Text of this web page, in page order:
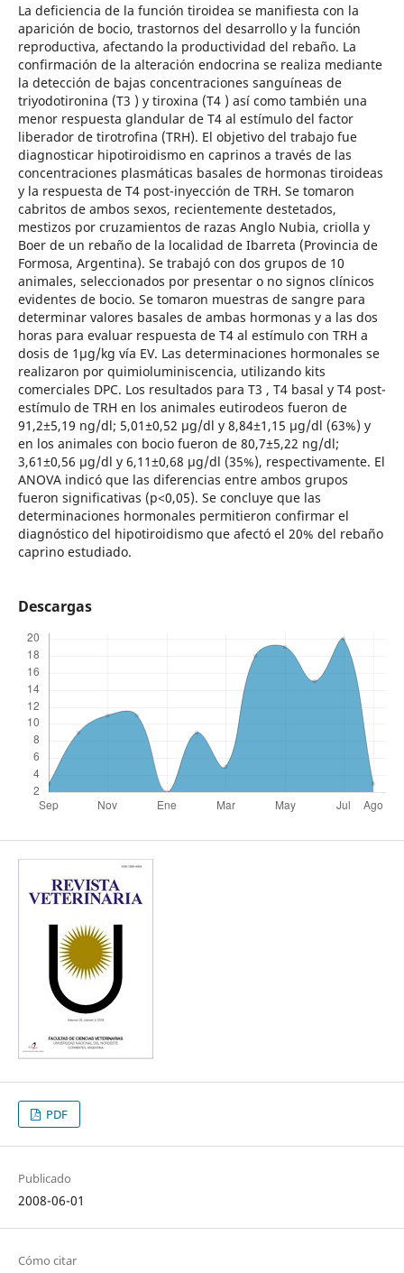
La deficiencia de la función tiroidea se manifiesta con la
aparición de bocio, trastornos del desarrollo y la función
reproductiva, afectando la productividad del rebaño. La
confirmación de la alteración endocrina se realiza mediante
la detección de bajas concentraciones sanguíneas de
triyodotironina (T3 ) y tiroxina (T4 ) así como también una
menor respuesta glandular de T4 al estímulo del factor
liberador de tirotrofina (TRH). El objetivo del trabajo fue
diagnosticar hipotiroidismo en caprinos a través de las
concentraciones plasmáticas basales de hormonas tiroideas
y la respuesta de T4 post-inyección de TRH. Se tomaron
cabritos de ambos sexos, recientemente destetados,
mestizos por cruzamientos de razas Anglo Nubia, criolla y
Boer de un rebaño de la localidad de Ibarreta (Provincia de
Formosa, Argentina). Se trabajó con dos grupos de 10
animales, seleccionados por presentar o no signos clínicos
evidentes de bocio. Se tomaron muestras de sangre para
determinar valores basales de ambas hormonas y a las dos
horas para evaluar respuesta de T4 al estímulo con TRH a
dosis de 1µg/kg vía EV. Las determinaciones hormonales se
realizaron por quimioluminiscencia, utilizando kits
comerciales DPC. Los resultados para T3 , T4 basal y T4 post-
estímulo de TRH en los animales eutirodeos fueron de
91,2±5,19 ng/dl; 5,01±0,52 µg/dl y 8,84±1,15 µg/dl (63%) y
en los animales con bocio fueron de 80,7±5,22 ng/dl;
3,61±0,56 µg/dl y 6,11±0,68 µg/dl (35%), respectivamente. El
ANOVA indicó que las diferencias entre ambos grupos
fueron significativas (p<0,05). Se concluye que las
determinaciones hormonales permitieron confirmar el
diagnóstico del hipotiroidismo que afectó el 20% del rebaño
caprino estudiado.
Descargas
PDF
Publicado
2008-06-01
Cómo citar